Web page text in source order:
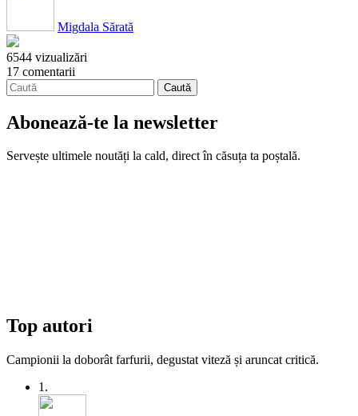
Migdala Sărată
6544 vizualizări
17 comentarii
Abonează-te la newsletter
Servește ultimele noutăți la cald, direct în căsuța ta poștală.
Top autori
Campionii la doborât farfurii, degustat viteză și aruncat critică.
1.